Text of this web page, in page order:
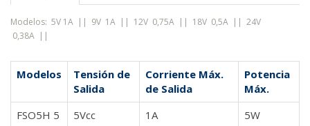
Modelos: 5V 1A || 9V 1A || 12V 0,75A || 18V 0,5A || 24V
0,38A ||
Modelos
Tensión de
Salida
Corriente Máx.
de Salida
Potencia
Máx.
FSO5H 5
5Vcc 1A
5W